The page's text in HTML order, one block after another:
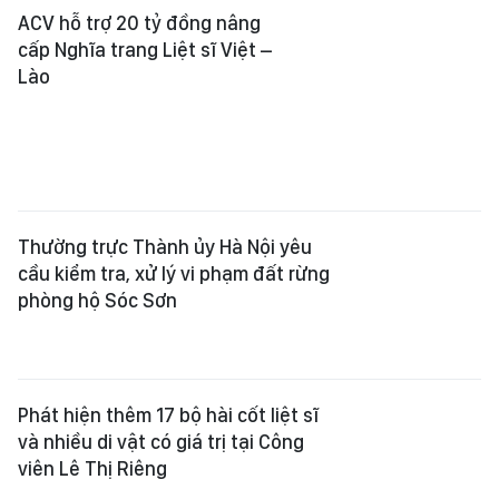
ACV hỗ trợ 20 tỷ đồng nâng
cấp Nghĩa trang Liệt sĩ Việt –
Lào
Thường trực Thành ủy Hà Nội yêu
cầu kiểm tra, xử lý vi phạm đất rừng
phòng hộ Sóc Sơn
Phát hiện thêm 17 bộ hài cốt liệt sĩ
và nhiều di vật có giá trị tại Công
viên Lê Thị Riêng